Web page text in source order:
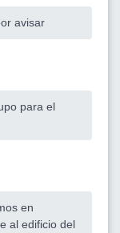
avisar
para el
en
al edificio del